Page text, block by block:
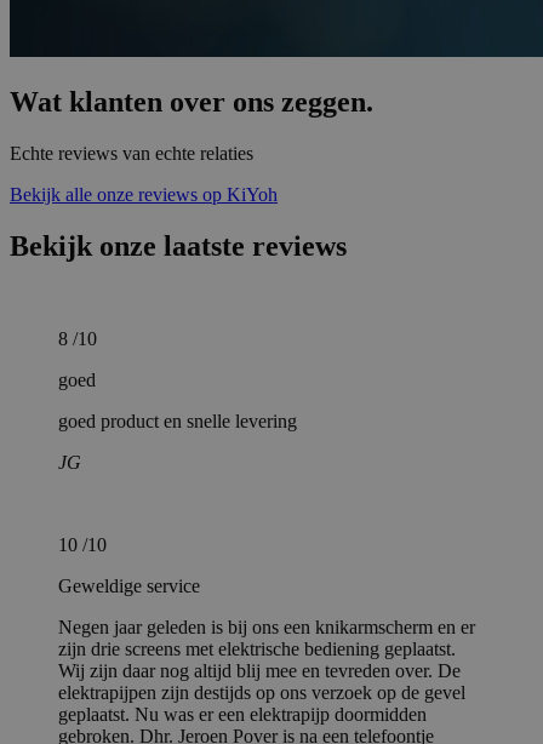
Wat klanten over ons zeggen.
Echte reviews van echte relaties
Bekijk alle onze reviews op KiYoh
Bekijk onze laatste reviews
8 /10
goed
goed product en snelle levering
JG
10 /10
Geweldige service
Negen jaar geleden is bij ons een knikarmscherm en er
zijn drie screens met elektrische bediening geplaatst.
Wij zijn daar nog altijd blij mee en tevreden over. De
elektrapijpen zijn destijds op ons verzoek op de gevel
geplaatst. Nu was er een elektrapijp doormidden
gebroken. Dhr. Jeroen Pover is na een telefoontje